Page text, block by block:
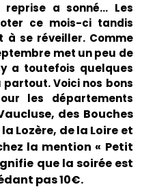
a sonné… Les
ce mois-ci tandis
à se réveiller. Comme
met un peu de
a toutefois quelques
Voici nos bons
les départements
des Bouches
Lozère, de la Loire et
la mention « Petit
que la soirée est
pas 10€.